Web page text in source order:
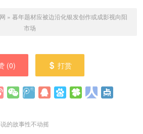
» 暮年题材应被边沿化银发创作或成影视向阳
市场
(0) 打赏
的故事性不动摇